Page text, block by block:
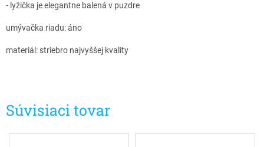
Súvisiaci tovar
- lyžička je elegantne balená v puzdre
umývačka riadu: áno
materiál: striebro najvyššej kvality